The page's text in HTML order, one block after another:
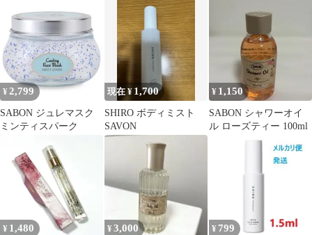
ジ ブルーミング
¥ 2,799
SABON ジュレマスク
ミンティスパーク
現在 ¥ 1,700
SHIRO ボディミスト
SAVON
¥ 1,150
SABON シャワーオイ
ル ローズティー 100ml
¥ 1,480 ¥3,000 ¥ 799